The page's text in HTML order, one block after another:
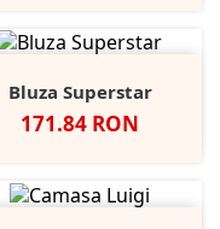
Bluza Superstar
Pret
171.84 RON